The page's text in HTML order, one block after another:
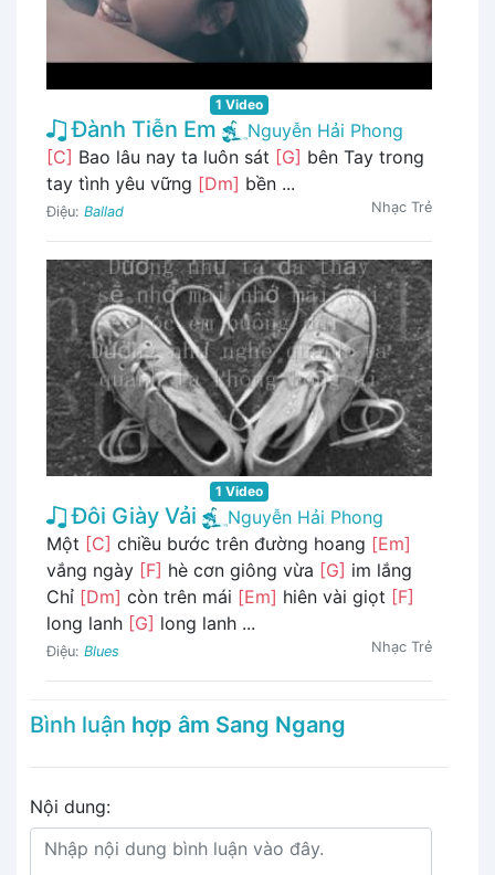
1 Video
Đành Tiễn Em
Nguyễn Hải Phong
[C] Bao lâu nay ta luôn sát [G] bên Tay trong
tay tình yêu vững [Dm] bền ...
Điệu: Ballad Nhạc Trẻ
1 Video
Đôi Giày Vải
Nguyễn Hải Phong
Một [C] chiều bước trên đường hoang [Em]
vắng ngày [F] hè cơn giông vừa [G] im lắng
Chỉ [Dm] còn trên mái [Em] hiên vài giọt [F]
long lanh [G] long lanh ...
Điệu: Blues Nhạc Trẻ
Bình luận hợp âm Sang Ngang
Nội dung: